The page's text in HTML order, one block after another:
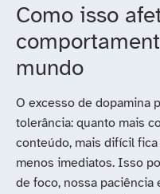
Como isso
mundo
O excesso de dopamina
tolerância: quanto mais
conteúdo, mais difícil
menos imediatos. Isso
de foco, nossa paciência